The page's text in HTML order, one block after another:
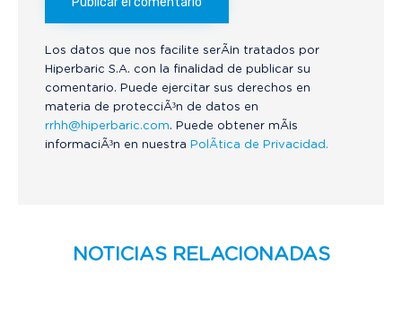
Los datos que nos facilite serÃ¡n tratados por
Hiperbaric S.A. con la finalidad de publicar su
comentario. Puede ejercitar sus derechos en
materia de protecciÃ³n de datos en
rrhh@hiperbaric.com. Puede obtener mÃ¡s
informaciÃ³n en nuestra PolÃ­tica de Privacidad.
NOTICIAS RELACIONADAS